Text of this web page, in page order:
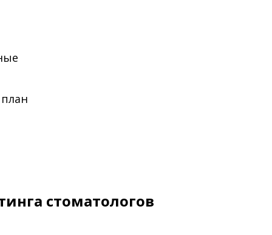
стоматологов